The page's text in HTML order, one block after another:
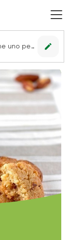
Nessun punto vendita impostato, scegline uno per vedere le offerte. edit